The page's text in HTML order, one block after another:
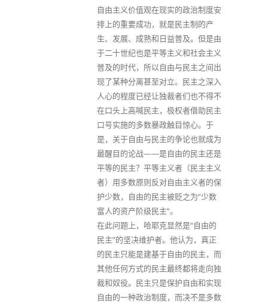
自由主义价值观在现实的政治制度安
排上的重要成功，就是民主制的产
生、发展、成熟和日益普及。但是由
于二十世纪也是平等主义和社会主义
普及的时代，所以自由与民主之间出
现了某种分离甚至对立。民主之深入
人心的程度已经让独裁者们也不得不
在口头上高喊民主，极权者借助民主
口号实施的多数暴政触目惊心。于
是，关于自由与民主的争论也就成为
最醒目的论战——是自由的民主还是
平等的民主？平等主义者（民主主义
者）用多数原则反对自由主义者的保
护少数，自由的民主被贬之为“少数
富人的资产阶级民主”。
在此问题上，哈耶克显然是“自由的
民主”的坚决维护者。他认为，真正
的民主只能是建基于自由的民主，而
其他任何方式的民主最终都将走向独
裁和奴役。民主只是保护自由和实现
自由的一种政治制度，而决不是多数